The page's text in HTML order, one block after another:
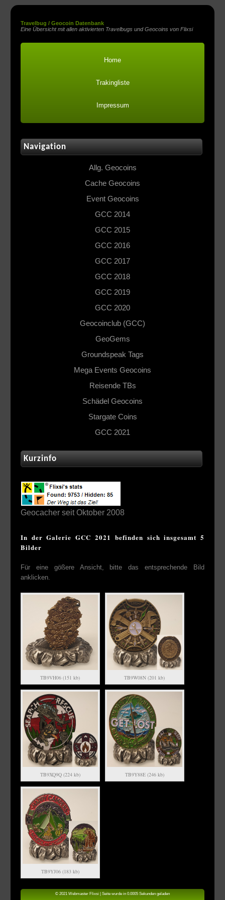
Travelbug / Geocoin Datenbank
Eine Übersicht mit allen aktivierten Travelbugs und Geocoins von Flixsi
Home
Trakingliste
Impressum
Navigation
Allg. Geocoins
Cache Geocoins
Event Geocoins
GCC 2014
GCC 2015
GCC 2016
GCC 2017
GCC 2018
GCC 2019
GCC 2020
Geocoinclub (GCC)
GeoGems
Groundspeak Tags
Mega Events Geocoins
Reisende TBs
Schädel Geocoins
Stargate Coins
GCC 2021
Kurzinfo
Geocacher seit Oktober 2008
In der Galerie GCC 2021 befinden sich insgesamt 5
Bilder
Für eine gößere Ansicht, bitte das entsprechende Bild
anklicken.
TB9VH06 (151 kb) TB9W08N (201 kb)
TB9XQ9Q (224 kb) TB9Y88E (246 kb)
TB9YJ06 (183 kb)
© 2021 Webmaster Flixsi | Seite wurde in 0.0005 Sekunden geladen